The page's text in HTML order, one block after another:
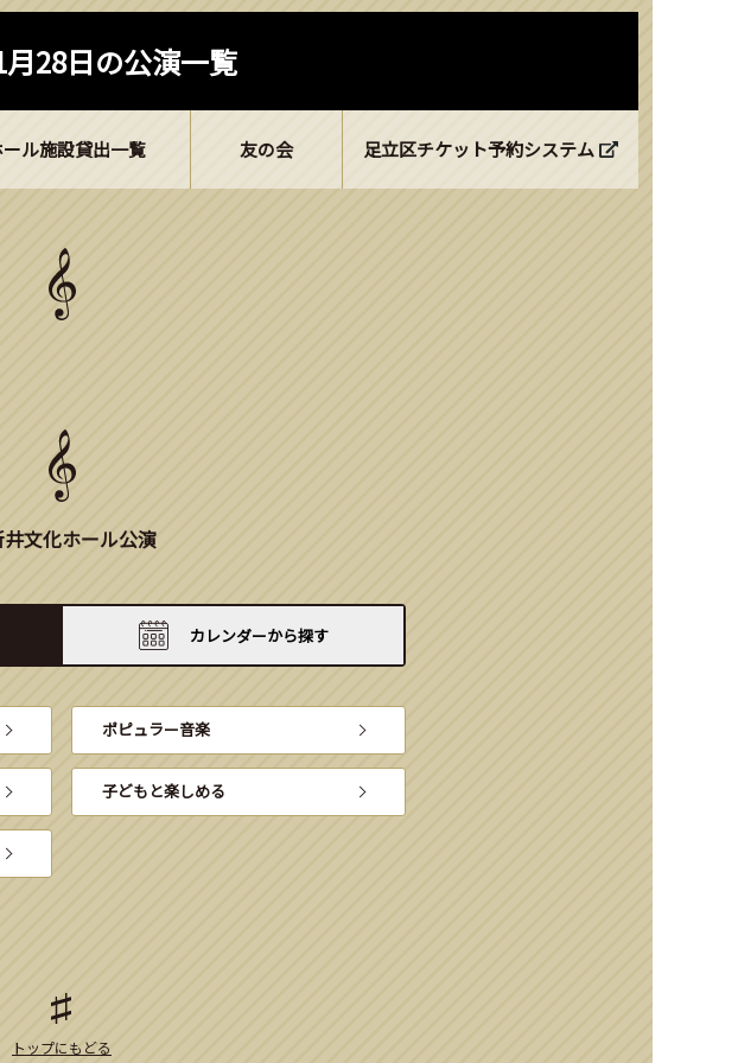
28日の公演一覧
ール施設貸出一覧 友の会 足立区チケット予約システム
井文化ホール公演
カレンダーから探す
ポピュラー音楽
子どもと楽しめる
トップにもどる